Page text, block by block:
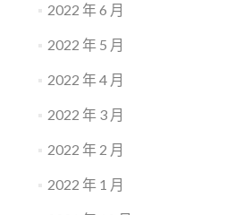
2022 年 6 月
2022 年 5 月
2022 年 4 月
2022 年 3 月
2022 年 2 月
2022 年 1 月